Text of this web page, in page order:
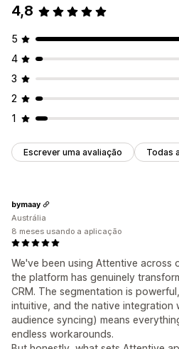
4,8
5
4
3
2
1
Escrever uma avaliação Todas
We've been using Attentive across
the platform has genuinely
CRM. The segmentation is
intuitive, and the native integration
audience syncing) means
endless workarounds.
bymaay
Austrália
8 meses usando a aplicação